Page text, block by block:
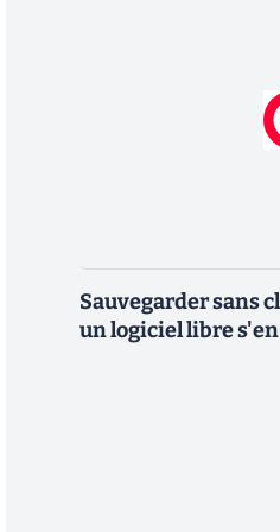
Sauvegarder sans
un logiciel libre